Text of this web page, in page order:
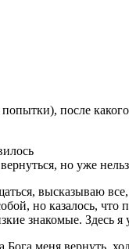
после
но уже
высказываю
но казалось,
знакомые. Здесь я
Бога меня вернуть,